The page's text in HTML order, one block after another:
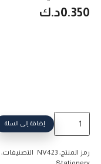
0.350د.ك
فايل
إضافة إلى السلة
رمز المنتج: NV423 التصنيفات: